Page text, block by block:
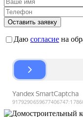
Оставить заявку
Даю согласие на